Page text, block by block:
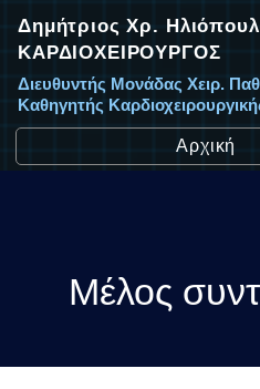
Δημήτριος Χρ.
ΚΑΡΔΙΟΧΕΙΡΟΥΡΓΟΣ
Διευθυντής Μονάδας Χειρ.
Καθηγητής
Αρχική
Μέλος